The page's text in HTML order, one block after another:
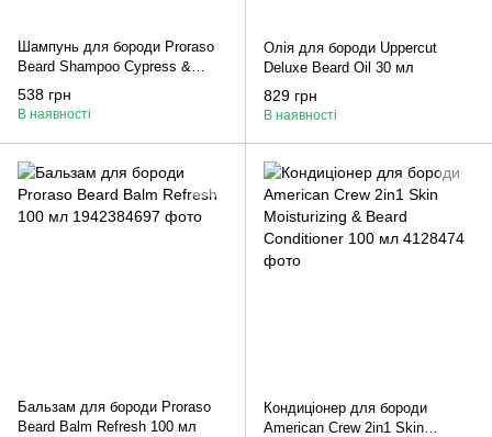
Шампунь для бороди Proraso
Beard Shampoo Cypress &
Vetyver 200 мл
538 грн
В наявності
Олія для бороди Uppercut
Deluxe Beard Oil 30 мл
829 грн
В наявності
Бальзам для бороди Proraso
Beard Balm Refresh 100 мл
Кондиціонер для бороди
American Crew 2in1 Skin